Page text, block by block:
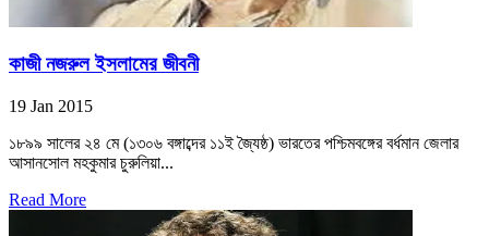
কাজী নজরুল ইসলামের জীবনী
19 Jan 2015
১৮৯৯ সালের ২৪ মে (১৩০৬ বঙ্গাব্দের ১১ই জ্যৈষ্ঠ) ভারতের পশ্চিমবঙ্গের বর্ধমান জেলার
আসানসোল মহকুমার চুরুলিয়া...
Read More